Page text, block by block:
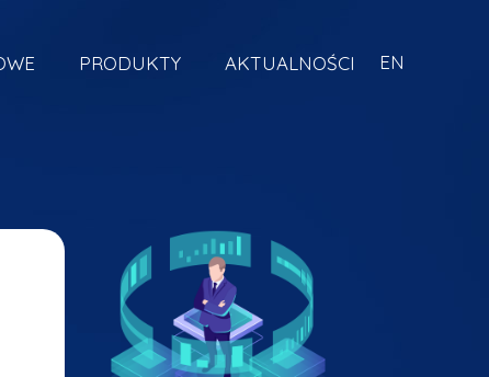
PRODUKTY AKTUALNOŚCI EN